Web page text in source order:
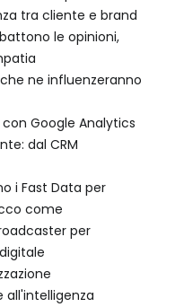
tra cliente e brand
le opinioni,
ne influenzeranno
Google Analytics
dal CRM
i Fast Data per
come
per
all'intelligenza